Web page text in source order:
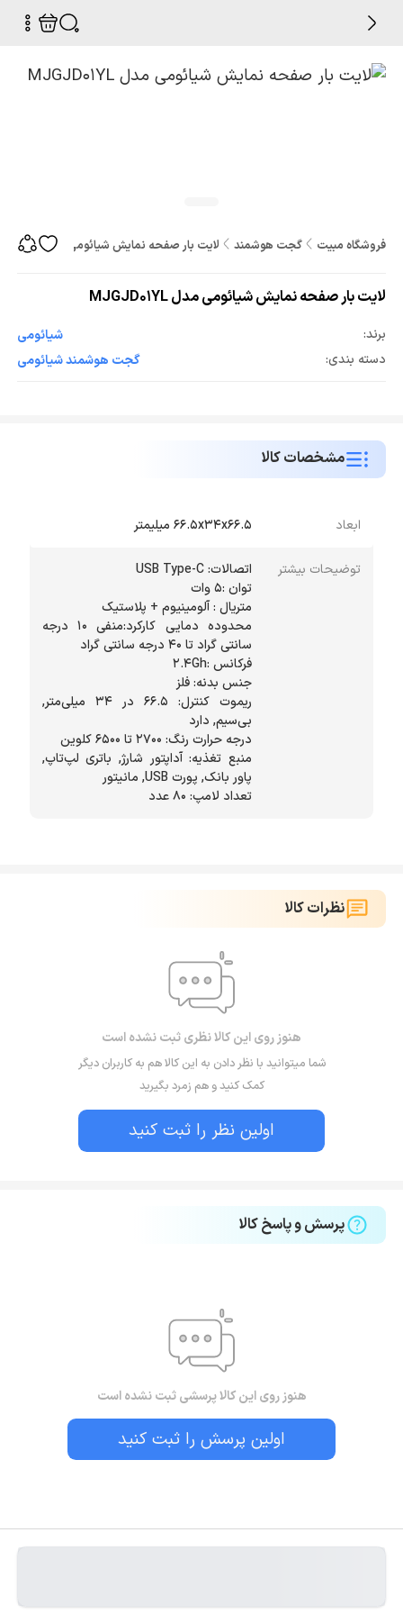
فروشگاه مبیت گجت هوشمند لایت بار صفحه نمایش شیائومی مدل MJGJD01YL
لایت بار صفحه نمایش شیائومی مدل MJGJD01YL
برند:
شیائومی
دسته بندی:
گجت هوشمند شیائومی
مشخصات کالا
ابعاد 66.5x34x66.5 میلیمتر
توضیحات بیشتر
اتصالات: USB Type-C
توان :5 وات
متریال : آلومینیوم + پلاستیک
محدوده دمایی کارکرد:منفی 10 درجه
فرکانس :2.4Gh
ریموت کنترل: 66.5 در 34 میلی‌متر,
درجه حرارت رنگ: 2700 تا 6500 کلوین
منبع تغذیه: آداپتور شارژ, باتری لپ‌تاپ,
تعداد لامپ: 80 عدد
نظرات کالا
هنوز روی این کالا نظری ثبت نشده است
شما میتوانید با نظر دادن به این کالا هم به کاربران دیگر
کمک کنید و هم زمرد بگیرید
اولین نظر را ثبت کنید
پرسش و پاسخ کالا
هنوز روی این کالا پرسشی ثبت نشده است
اولین پرسش را ثبت کنید